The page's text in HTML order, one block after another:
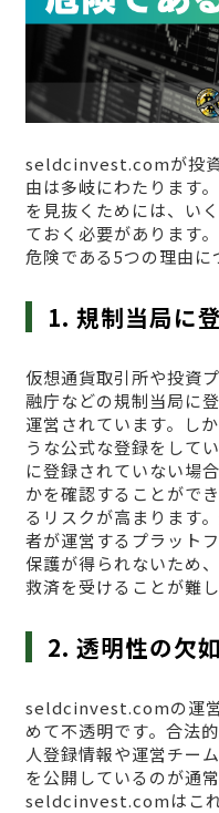
seldcinvest.comが投
由は多岐にわたります
を見抜くためには、い
ておく必要があります
危険である5つの理由に
1. 規制当局に
仮想通貨取引所や投資
融庁などの規制当局に
運営されています。し
うな公式な登録をして
に登録されていない場
かを確認することがで
るリスクが高まります
者が運営するプラット
保護が得られないため
救済を受けることが難し
2. 透明性の欠如
seldcinvest.comの運
めて不透明です。合法
人登録情報や運営チー
を公開しているのが通常
seldcinvest.comはこれ